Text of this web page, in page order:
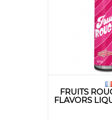
FRUITS
FLAVORS